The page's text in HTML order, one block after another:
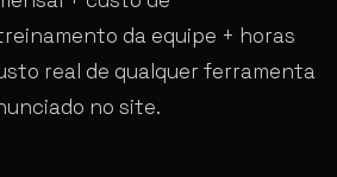
da equipe + horas
real de qualquer ferramenta
no site.